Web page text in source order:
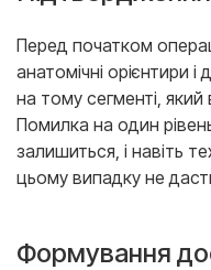
Перед початком
анатомічні орієнтири
на тому сегменті,
Помилка на один
залишиться, і навіть
цьому випадку не
Формування